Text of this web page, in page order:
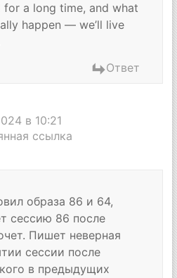
for a long time, and what
happen — we’ll live
Ответ
в 10:21
ссылка
образа 86 и 64,
сессию 86 после
Пишет неверная
сессии после
в предыдущих